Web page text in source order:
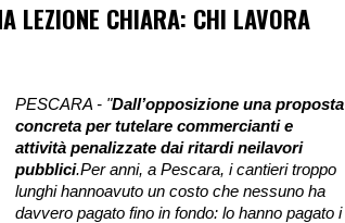
LEZIONE CHIARA: CHI LAVORA
PESCARA - "Dall’opposizione una proposta
concreta per tutelare commercianti e
attività penalizzate dai ritardi neilavori
pubblici.Per anni, a Pescara, i cantieri troppo
lunghi hannoavuto un costo che nessuno ha
davvero pagato fino in fondo: lo hanno pagato i